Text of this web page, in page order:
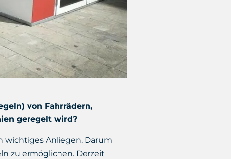
von Fahrrädern,
geregelt wird?
wichtiges Anliegen. Darum
zu ermöglichen. Derzeit